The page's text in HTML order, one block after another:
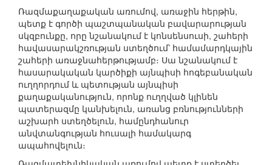
Ռազմաքաղաքական առումով, առաջին հերթին,
պետք է գործի պաշտպանական բավարարության
սկզբունքը, որը նշանակում է կոնսենսուսի, շահերի
հավասարակշռության ստեղծում՝ համամարդկային
շահերի առաջնահերթությամբ։ Սա նշանակում է
հասարակական կարծիքի այնպիսի հոգեբանական
ուղղորդում և պետության այնպիսի
քաղաքականություն, որոնք ուղղված կլինեն
պատերազմը կանխելուն, առանց բռնությունների
աշխարհ ստեղծելուն, համընդհանուր
անվտանգության հուսալի համակարգ
ապահովելուն։